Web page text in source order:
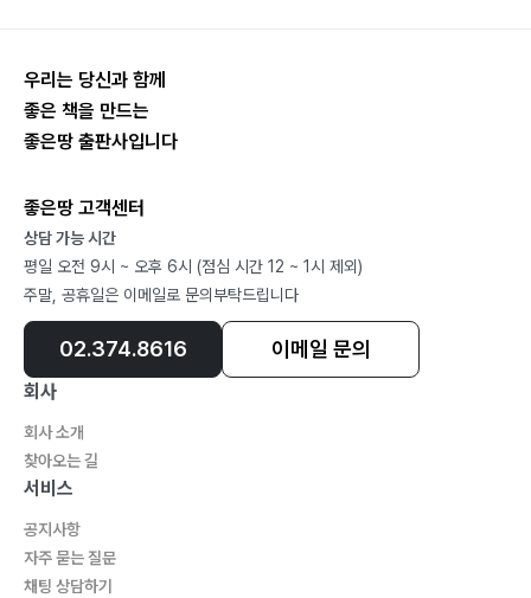
하조대 해변 모래 위에 새긴 약속
하조대 등대에서 바라본 꿈
하조대 등대에서 바라본 인생의 갈림길
충주호 물길을 따라 흐르는 시간의 조각들
산정호수에 비친 푸른 바람
산정호수의 고요한 물살
산정호수에 반사된 궁예봉
한탄강 주상 절리 위로 흐르는 시간
채석강 해변에 새겨진 소망
채석강 퇴적암을 걸으며 찾은 마음의 평화
채석강 해변을 걷는 발자국
동해의 일출과 함께 떠오른 새로운 희망
낙산사 앞바다에 스며든 고요
네이버 블로그:
https://blog.naver.com/jungwanlee119
우리는 당신과 함께
좋은 책을 만드는
좋은땅 출판사입니다
좋은땅 고객센터
상담 가능 시간
평일 오전 9시 ~ 오후 6시 (점심 시간 12 ~ 1시 제외)
주말, 공휴일은 이메일로 문의부탁드립니다
02.374.8616 이메일 문의
회사
회사 소개
찾아오는 길
서비스
공지사항
자주 묻는 질문
채팅 상담하기